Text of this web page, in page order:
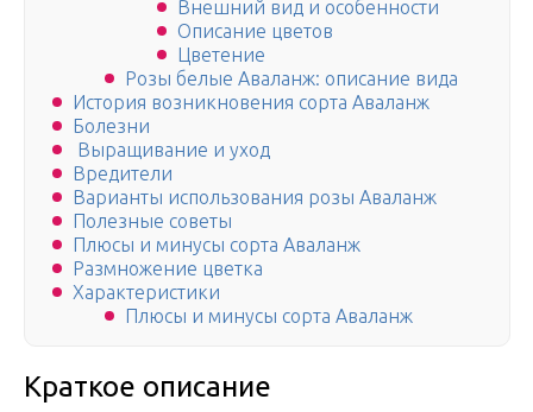
Внешний вид и особенности
Описание цветов
Цветение
Розы белые Аваланж: описание вида
История возникновения сорта Аваланж
Болезни
Выращивание и уход
Вредители
Варианты использования розы Аваланж
Полезные советы
Плюсы и минусы сорта Аваланж
Размножение цветка
Характеристики
Плюсы и минусы сорта Аваланж
Краткое описание